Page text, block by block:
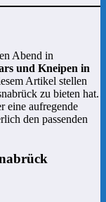
Abend in
und Kneipen in
Artikel stellen
zu bieten hat.
eine aufregende
den passenden